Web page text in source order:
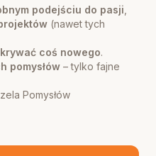
podejściu do pasji
(nawet tych
coś nowego.
pomysłów – tylko fajne
Pomysłów